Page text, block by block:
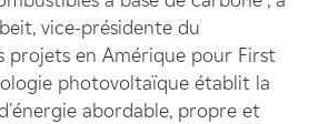
vice-présidente du
projets en Amérique pour First
photovoltaïque établit la
abordable, propre et